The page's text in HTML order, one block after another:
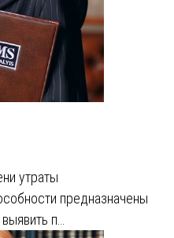
утраты
предназначены
п…